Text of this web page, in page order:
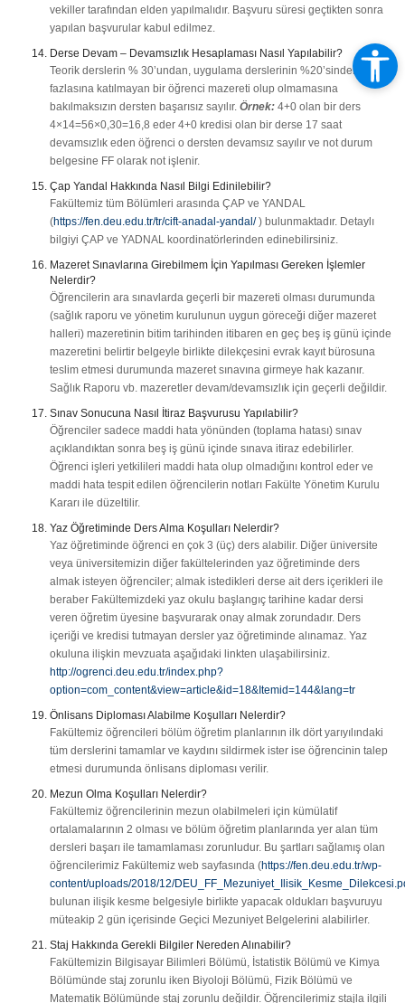
vekiller tarafından elden yapılmalıdır. Başvuru süresi geçtikten sonra
yapılan başvurular kabul edilmez.
Derse Devam – Devamsızlık Hesaplaması Nasıl Yapılabilir?
Teorik derslerin % 30’undan, uygulama derslerinin %20’sinden
fazlasına katılmayan bir öğrenci mazereti olup olmamasına
bakılmaksızın dersten başarısız sayılır. Örnek: 4+0 olan bir ders
4×14=56×0,30=16,8 eder 4+0 kredisi olan bir derse 17 saat
devamsızlık eden öğrenci o dersten devamsız sayılır ve not durum
belgesine FF olarak not işlenir.
Çap Yandal Hakkında Nasıl Bilgi Edinilebilir?
Fakültemiz tüm Bölümleri arasında ÇAP ve YANDAL
(https://fen.deu.edu.tr/tr/cift-anadal-yandal/) bulunmaktadır. Detaylı
bilgiyi ÇAP ve YADNAL koordinatörlerinden edinebilirsiniz.
Mazeret Sınavlarına Girebilmem İçin Yapılması Gereken İşlemler
Nelerdir?
Öğrencilerin ara sınavlarda geçerli bir mazereti olması durumunda
(sağlık raporu ve yönetim kurulunun uygun göreceği diğer mazeret
halleri) mazeretinin bitim tarihinden itibaren en geç beş iş günü içinde
mazeretini belirtir belgeyle birlikte dilekçesini evrak kayıt bürosuna
teslim etmesi durumunda mazeret sınavına girmeye hak kazanır.
Sağlık Raporu vb. mazeretler devam/devamsızlık için geçerli değildir.
Sınav Sonucuna Nasıl İtiraz Başvurusu Yapılabilir?
Öğrenciler sadece maddi hata yönünden (toplama hatası) sınav
açıklandıktan sonra beş iş günü içinde sınava itiraz edebilirler.
Öğrenci işleri yetkilileri maddi hata olup olmadığını kontrol eder ve
maddi hata tespit edilen öğrencilerin notları Fakülte Yönetim Kurulu
Kararı ile düzeltilir.
Yaz Öğretiminde Ders Alma Koşulları Nelerdir?
Yaz öğretiminde öğrenci en çok 3 (üç) ders alabilir. Diğer üniversite
veya üniversitemizin diğer fakültelerinden yaz öğretiminde ders
almak isteyen öğrenciler; almak istedikleri derse ait ders içerikleri ile
beraber Fakültemizdeki yaz okulu başlangıç tarihine kadar dersi
veren öğretim üyesine başvurarak onay almak zorundadır. Ders
içeriği ve kredisi tutmayan dersler yaz öğretiminde alınamaz. Yaz
okuluna ilişkin mevzuata aşağıdaki linkten ulaşabilirsiniz.
http://ogrenci.deu.edu.tr/index.php?
option=com_content&view=article&id=18&Itemid=144&lang=tr
Önlisans Diploması Alabilme Koşulları Nelerdir?
Fakültemiz öğrencileri bölüm öğretim planlarının ilk dört yarıyılındaki
tüm derslerini tamamlar ve kaydını sildirmek ister ise öğrencinin talep
etmesi durumunda önlisans diploması verilir.
Mezun Olma Koşulları Nelerdir?
Fakültemiz öğrencilerinin mezun olabilmeleri için kümülatif
ortalamalarının 2 olması ve bölüm öğretim planlarında yer alan tüm
dersleri başarı ile tamamlaması zorunludur. Bu şartları sağlamış olan
öğrencilerimiz Fakültemiz web sayfasında (https://fen.deu.edu.tr/wp-
content/uploads/2018/12/
bulunan ilişik kesme belgesiyle birlikte yapacak oldukları başvuruyu
müteakip 2 gün içerisinde Geçici Mezuniyet Belgelerini alabilirler.
Staj Hakkında Gerekli Bilgiler Nereden Alınabilir?
Fakültemizin Bilgisayar Bilimleri Bölümü, İstatistik Bölümü ve Kimya
Bölümünde staj zorunlu iken Biyoloji Bölümü, Fizik Bölümü ve
Matematik Bölümünde staj zorunlu değildir. Öğrencilerimiz stajla ilgili